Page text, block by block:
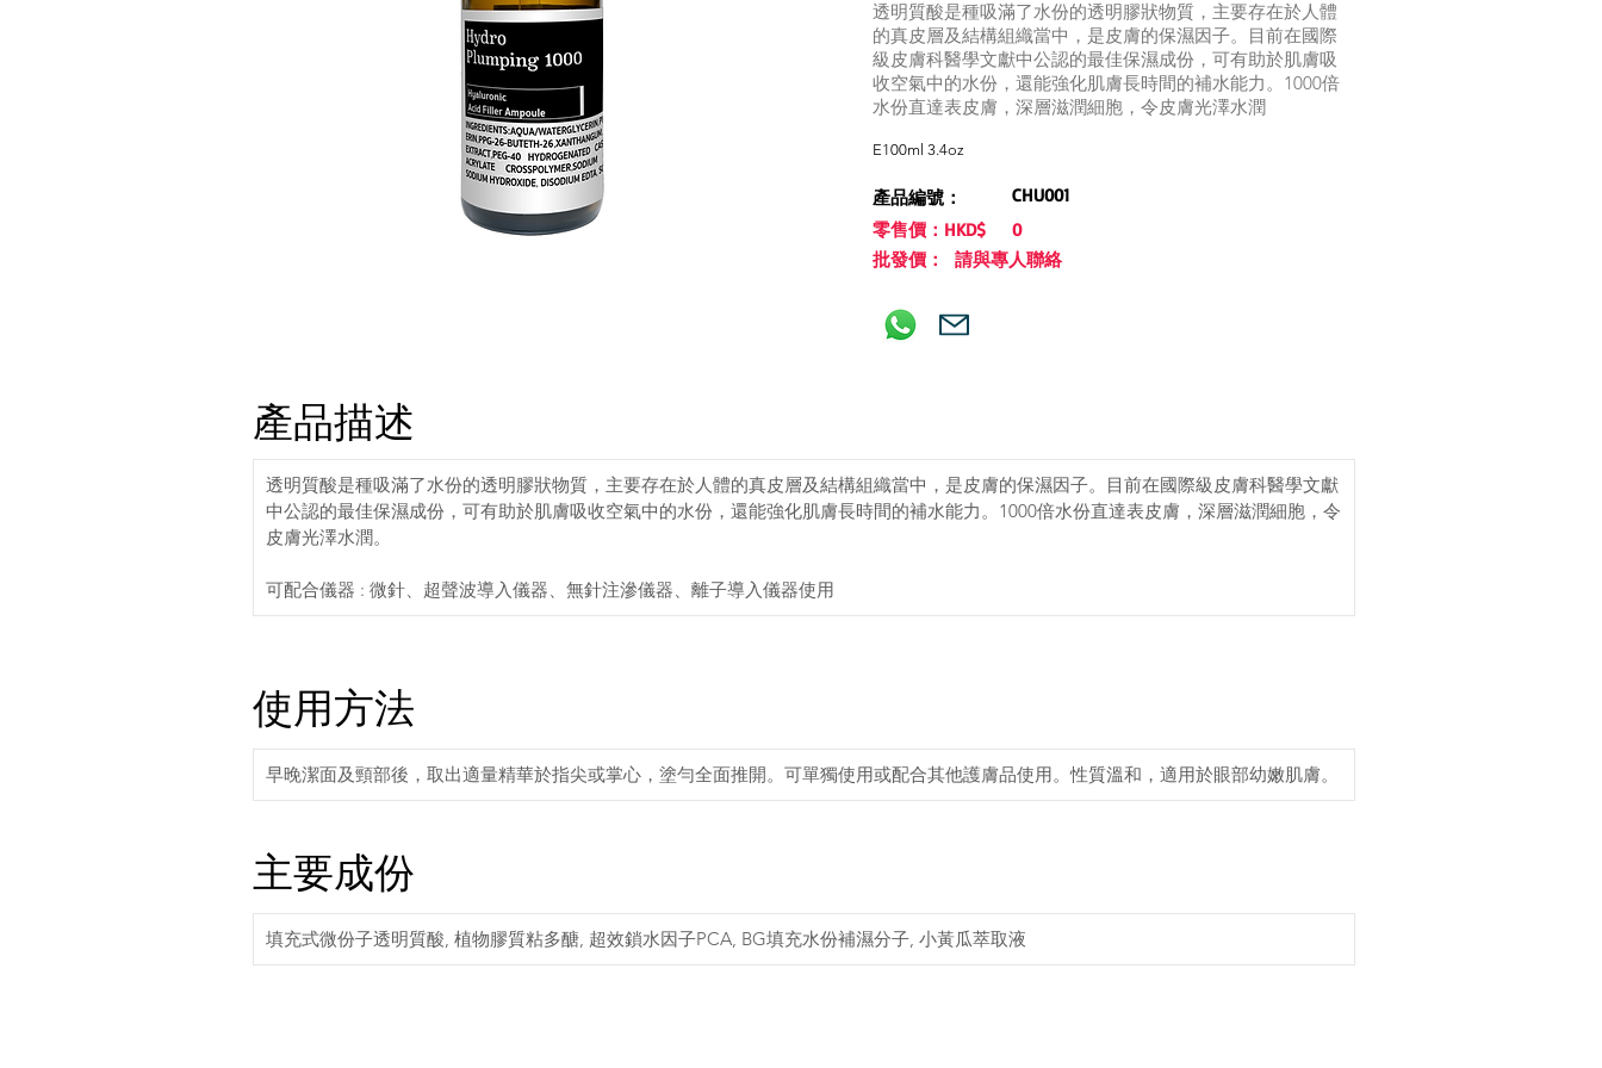
透明質酸是種吸滿了水份的透明膠狀物質，主要存在於人體
的真皮層及結構組織當中，是皮膚的保濕因子。目前在國際
級皮膚科醫學文獻中公認的最佳保濕成份，可有助於肌膚吸
收空氣中的水份，還能強化肌膚長時間的補水能力。1000倍
水份直達表皮膚，深層滋潤細胞，令皮膚光澤水潤
E100ml 3.4oz
產品編號：
CHU001
零售價：HKD$
0
批發價： 請與專人聯絡
產品描述
透明質酸是種吸滿了水份的透明膠狀物質，主要存在於人體的真皮層及結構組織當中，是皮膚的保濕因子。目前在國際級皮膚科醫學文獻
中公認的最佳保濕成份，可有助於肌膚吸收空氣中的水份，還能強化肌膚長時間的補水能力。1000倍水份直達表皮膚，深層滋潤細胞，令
皮膚光澤水潤。
可配合儀器 : 微針、超聲波導入儀器、無針注滲儀器、離子導入儀器使用
使用方法
早晚潔面及頸部後，取出適量精華於指尖或掌心，塗勻全面推開。可單獨使用或配合其他護膚品使用。性質溫和，適用於眼部幼嫩肌膚。
主要成份
填充式微份子透明質酸, 植物膠質粘多醣, 超效鎖水因子PCA, BG填充水份補濕分子, 小黃瓜萃取液